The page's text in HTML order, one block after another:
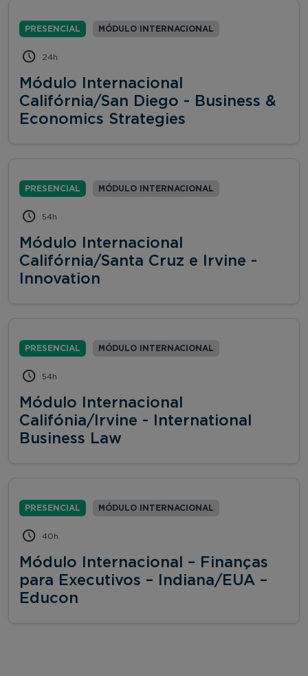
PRESENCIAL MÓDULO INTERNACIONAL
24h
Módulo Internacional
Califórnia/San Diego - Business &
Economics Strategies
PRESENCIAL MÓDULO INTERNACIONAL
54h
Módulo Internacional
Califórnia/Santa Cruz e Irvine -
Innovation
PRESENCIAL MÓDULO INTERNACIONAL
54h
Módulo Internacional
Califónia/Irvine - International
Business Law
PRESENCIAL MÓDULO INTERNACIONAL
40h
Módulo Internacional – Finanças
para Executivos – Indiana/EUA –
Educon